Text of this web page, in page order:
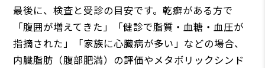
最後に、検査と受診の目安です。乾癬がある方で
「腹囲が増えてきた」「健診で脂質・血糖・血圧が
指摘された」「家族に心臓病が多い」などの場合、
内臓脂肪（腹部肥満）の評価やメタボリックシンド